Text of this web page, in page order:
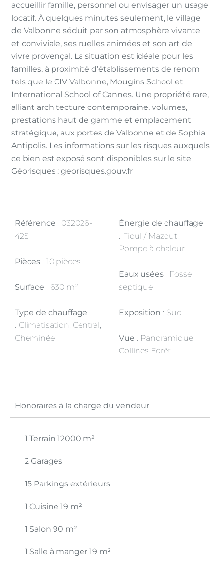
accueillir famille, personnel ou envisager un usage
locatif. À quelques minutes seulement, le village
de Valbonne séduit par son atmosphère vivante
et conviviale, ses ruelles animées et son art de
vivre provençal. La situation est idéale pour les
familles, à proximité d’établissements de renom
tels que le CIV Valbonne, Mougins School et
International School of Cannes. Une propriété rare,
alliant architecture contemporaine, volumes,
prestations haut de gamme et emplacement
stratégique, aux portes de Valbonne et de Sophia
Antipolis. Les informations sur les risques auxquels
ce bien est exposé sont disponibles sur le site
Géorisques : georisques.gouv.fr
Référence
032026-
425
Pièces 10 pièces
Surface 630 m²
Type de chauffage
Climatisation, Central,
Cheminée
Énergie de chauffage
Fioul / Mazout,
Pompe à chaleur
Eaux usées
Fosse
septique
Exposition Sud
Vue
Panoramique
Collines Forêt
Honoraires à la charge du vendeur
1 Terrain 12000 m²
2 Garages
15 Parkings extérieurs
1 Cuisine 19 m²
1 Salon 90 m²
1 Salle à manger 19 m²